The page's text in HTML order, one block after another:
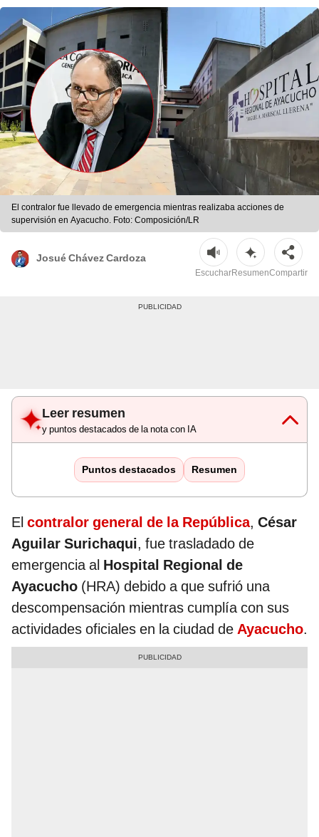
El contralor fue llevado de emergencia mientras realizaba acciones de
supervisión en Ayacucho. Foto: Composición/LR
Josué Chávez Cardoza
EscucharResumenCompartir
Leer resumen
y puntos destacados de la nota con IA
Puntos destacados Resumen
El contralor general de la República, César
Aguilar Surichaqui, fue trasladado de
emergencia al Hospital Regional de
Ayacucho (HRA) debido a que sufrió una
descompensación mientras cumplía con sus
actividades oficiales en la ciudad de Ayacucho.